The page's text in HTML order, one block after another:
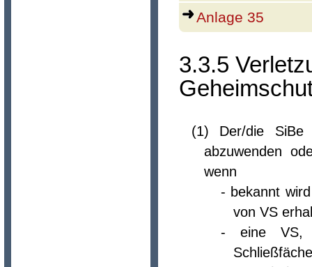
Anlage 35
3.3.5
(1) Der/die SiBe
abzuwenden
wenn
- bekannt
von VS
- eine VS,